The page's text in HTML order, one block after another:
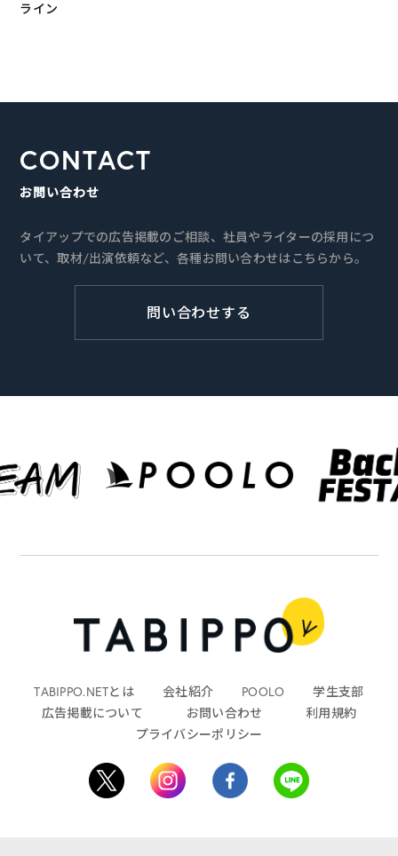
ライン
CONTACT
お問い合わせ
タイアップでの広告掲載のご相談、社員やライターの採用につ
いて、取材/出演依頼など、各種お問い合わせはこちらから。
問い合わせする
TABIPPO.NETとは 会社紹介 POOLO
学生支部
広告掲載について
お問い合わせ
利用規約
プライバシーポリシー